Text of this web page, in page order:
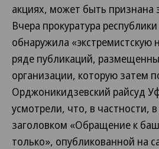
акциях, может быть признана
Вчера прокуратура
обнаружила «экстремистскую
ряде публикаций,
организации, которую затем
Орджоникидзевский райсуд
усмотрели, что, в частности,
заголовком «Обращение к
только», опубликованной на